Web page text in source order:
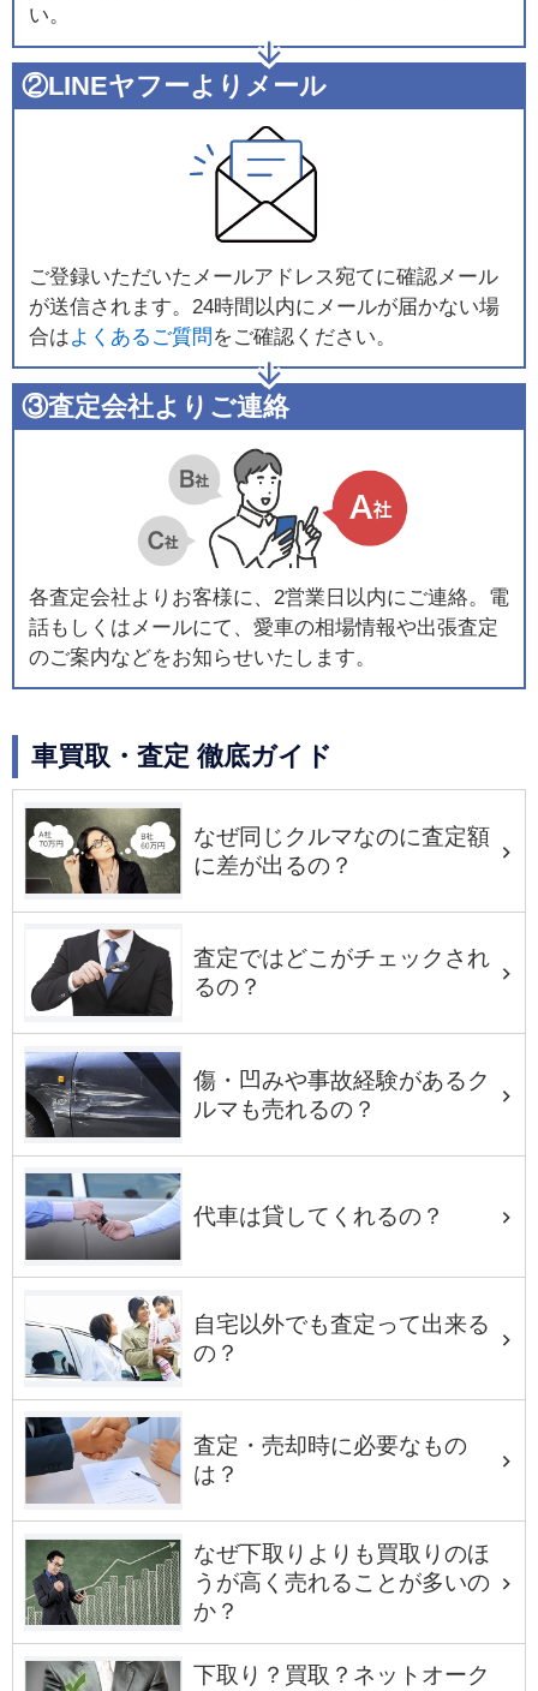
い。
②LINEヤフーよりメール
ご登録いただいたメールアドレス宛てに確認メール
が送信されます。24時間以内にメールが届かない場
合はよくあるご質問 をご確認ください。
③査定会社よりご連絡
各査定会社よりお客様に、2営業日以内にご連絡。電
話もしくはメールにて、愛車の相場情報や出張査定
のご案内などをお知らせいたします。
車買取・査定 徹底ガイド
なぜ同じクルマなのに査定額
に差が出るの？
査定ではどこがチェックされ
るの？
傷・凹みや事故経験があるク
ルマも売れるの？
代車は貸してくれるの？
自宅以外でも査定って出来る
の？
査定・売却時に必要なもの
は？
なぜ下取りよりも買取りのほ
うが高く売れることが多いの
か？
下取り？買取？ネットオーク